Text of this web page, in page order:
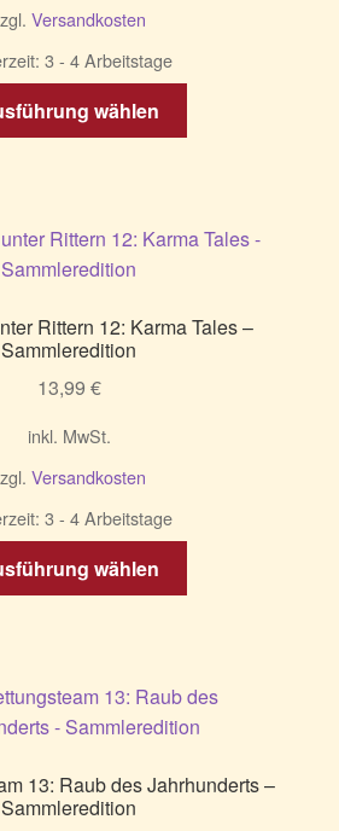
Versandkosten
3 - 4 Arbeitstage
wählen
auf.
können
Rittern 12: Karma Tales –
Sammleredition
13,99 €
inkl. MwSt.
Versandkosten
3 - 4 Arbeitstage
wählen
auf.
Die
können
13: Raub des Jahrhunderts –
Sammleredition